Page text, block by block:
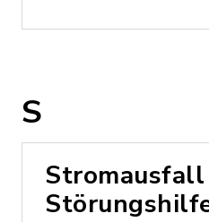
S
Stromausfall